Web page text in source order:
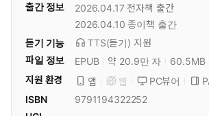
출간 정보 2026.04.17 전자책 출간
2026.04.10 종이책 출간
듣기 기능
TTS(듣기) 지원
파일 정보
EPUB 약 20.9만 자
60.5MB
지원 환경
앱 웹 PC뷰어
ISBN
9791194322252